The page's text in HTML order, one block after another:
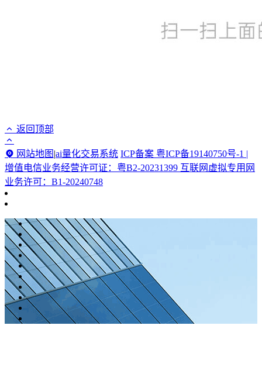
返回顶部
网站地图 |ai量化交易系统 ICP备案 粤ICP备19140750号-1 |
增值电信业务经营许可证：粤B2-20231399 互联网虚拟专用网
业务许可：B1-20240748